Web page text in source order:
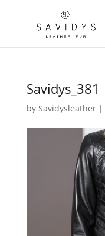
Savidys_381
by Savidysleather|